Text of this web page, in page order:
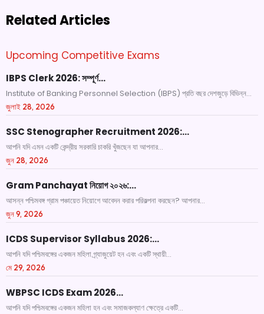
Related Articles
Upcoming Competitive Exams
IBPS Clerk 2026: সম্পূর্ণ…
Institute of Banking Personnel Selection (IBPS) প্রতি বছর দেশজুড়ে বিভিন্ন...
জুলাই 28, 2026
SSC Stenographer Recruitment 2026:…
আপনি যদি এমন একটি কেন্দ্রীয় সরকারি চাকরি খুঁজছেন যা আপনার...
জুন 28, 2026
Gram Panchayat নিয়োগ ২০২৬:…
আসন্ন পশ্চিমবঙ্গ গ্রাম পঞ্চায়েত নিয়োগে আবেদন করার পরিকল্পনা করছেন? আপনার...
জুন 9, 2026
ICDS Supervisor Syllabus 2026:…
আপনি যদি পশ্চিমবঙ্গের একজন মহিলা গ্র্যাজুয়েট হন এবং একটি স্থায়ী...
মে 29, 2026
WBPSC ICDS Exam 2026…
আপনি যদি পশ্চিমবঙ্গের একজন মহিলা হন এবং সমাজকল্যাণ ক্ষেত্রে একটি...